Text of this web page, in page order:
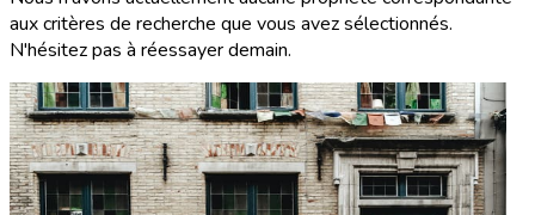
aux critères de recherche que vous avez sélectionnés.
N'hésitez pas à réessayer demain.